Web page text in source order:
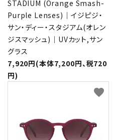
STADIUM (Orange Smash-
Purple Lenses)｜イジピジ・
サン・ディー・スタジアム(オレン
ジスマッシュ)｜UVカット,サン
グラス
7,920円(本体7,200円、税720
円)
favorite